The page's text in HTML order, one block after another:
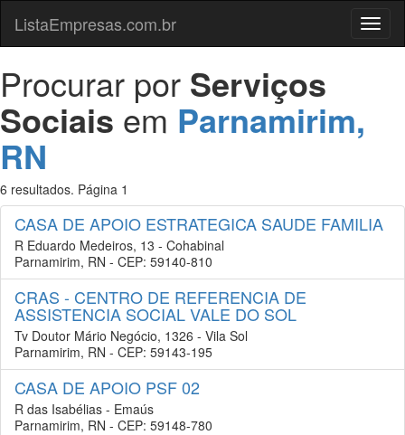
Menu
ListaEmpresas.com.br
Procurar por Serviços
Sociais em Parnamirim,
RN
6 resultados. Página 1
CASA DE APOIO ESTRATEGICA SAUDE FAMILIA
R Eduardo Medeiros, 13 - Cohabinal
Parnamirim, RN - CEP: 59140-810
CRAS - CENTRO DE REFERENCIA DE
ASSISTENCIA SOCIAL VALE DO SOL
Tv Doutor Mário Negócio, 1326 - Vila Sol
Parnamirim, RN - CEP: 59143-195
CASA DE APOIO PSF 02
R das Isabélias - Emaús
Parnamirim, RN - CEP: 59148-780